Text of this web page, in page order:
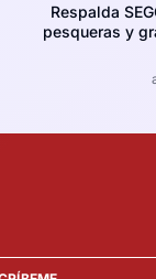
Respalda
pesqueras y